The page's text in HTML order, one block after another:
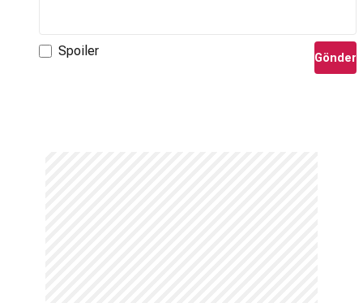
Spoiler Gönder